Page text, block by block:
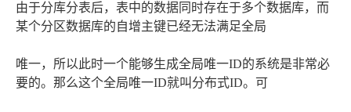
由于分库分表后，表中的数据同时存在于多个数据库，而
某个分区数据库的自增主键已经无法满足全局
唯一，所以此时一个能够生成全局唯一ID的系统是非常必
要的。那么这个全局唯一ID就叫分布式ID。可